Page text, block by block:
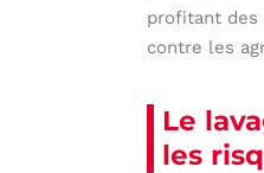
profitant des
contre les
Le
les